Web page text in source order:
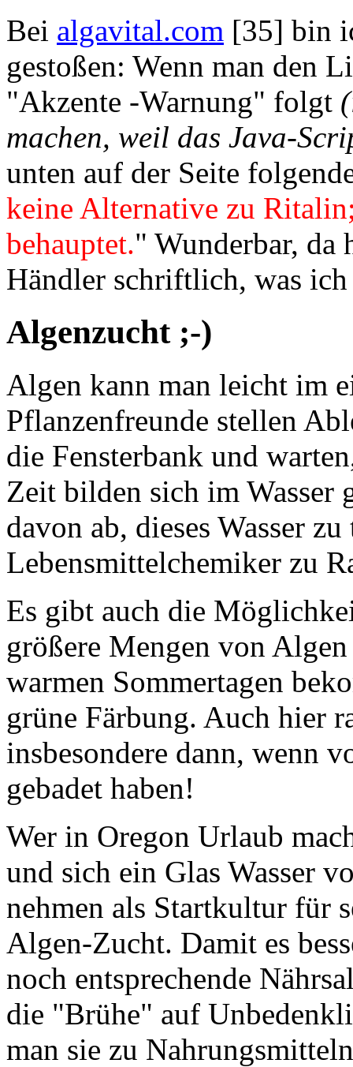
Bei algavital.com [35] bin
gestoßen: Wenn man den
"Akzente -Warnung" folgt
machen, weil das Java-
unten auf der Seite
keine Alternative zu
behauptet." Wunderbar, da
Händler schriftlich, was
Algenzucht ;-)
Algen kann man leicht im
Pflanzenfreunde stellen
die Fensterbank und
Zeit bilden sich im Wasser
davon ab, dieses Wasser
Lebensmittelchemiker zu
Es gibt auch die
größere Mengen von
warmen Sommertagen
grüne Färbung. Auch hier
insbesondere dann, wenn
gebadet haben!
Wer in Oregon Urlaub
und sich ein Glas Wasser
nehmen als Startkultur für
Algen-Zucht. Damit es
noch entsprechende
die "Brühe" auf
man sie zu